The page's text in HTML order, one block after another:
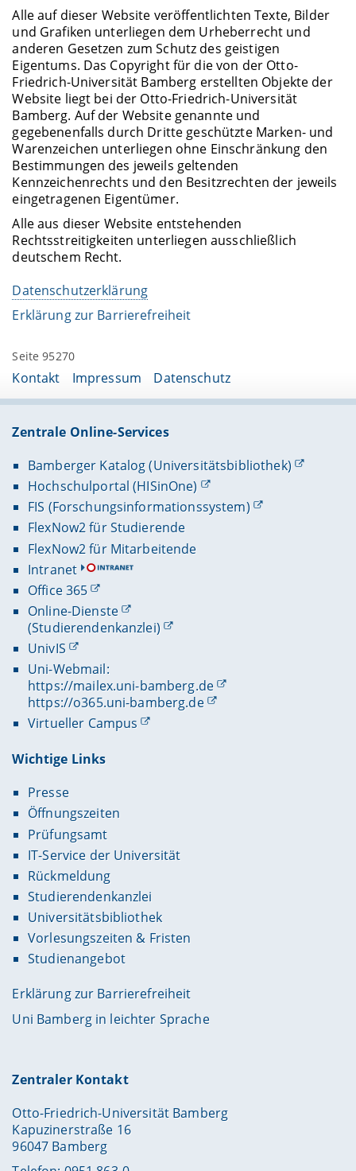
Alle auf dieser Website veröffentlichten Texte, Bilder
und Grafiken unterliegen dem Urheberrecht und
anderen Gesetzen zum Schutz des geistigen
Eigentums. Das Copyright für die von der Otto-
Friedrich-Universität Bamberg erstellten Objekte der
Website liegt bei der Otto-Friedrich-Universität
Bamberg. Auf der Website genannte und
gegebenenfalls durch Dritte geschützte Marken- und
Warenzeichen unterliegen ohne Einschränkung den
Bestimmungen des jeweils geltenden
Kennzeichenrechts und den Besitzrechten der jeweils
eingetragenen Eigentümer.
Alle aus dieser Website entstehenden
Rechtsstreitigkeiten unterliegen ausschließlich
deutschem Recht.
Datenschutzerklärung
Erklärung zur Barrierefreiheit
Seite 95270
Kontakt Impressum Datenschutz
Zentrale Online-Services
Bamberger Katalog (Universitätsbibliothek)
Hochschulportal (HISinOne)
FIS (Forschungsinformationssystem)
FlexNow2 für Studierende
FlexNow2 für Mitarbeitende
Intranet
Office 365
Online-Dienste
(Studierendenkanzlei)
UnivIS
Uni-Webmail:
https://mailex.uni-bamberg.de
https://o365.uni-bamberg.de
Virtueller Campus
Wichtige Links
Presse
Öffnungszeiten
Prüfungsamt
IT-Service der Universität
Rückmeldung
Studierendenkanzlei
Universitätsbibliothek
Vorlesungszeiten & Fristen
Studienangebot
Erklärung zur Barrierefreiheit
Uni Bamberg in leichter Sprache
Zentraler Kontakt
Otto-Friedrich-Universität Bamberg
Kapuzinerstraße 16
96047 Bamberg